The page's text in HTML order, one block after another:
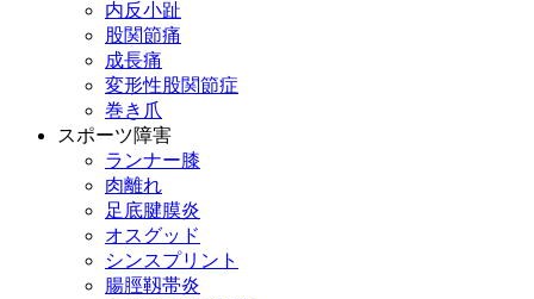
内反小趾
股関節痛
成長痛
変形性股関節症
巻き爪
スポーツ障害
ランナー膝
肉離れ
足底腱膜炎
オスグッド
シンスプリント
腸脛靱帯炎